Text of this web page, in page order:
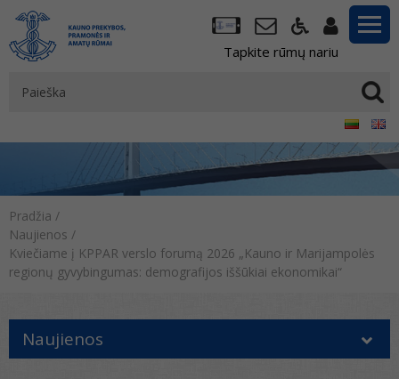
Tapkite rūmų nariu
Pradžia /
Naujienos /
Kviečiame į KPPAR verslo forumą 2026 „Kauno ir Marijampolės
regionų gyvybingumas: demografijos iššūkiai ekonomikai“
Naujienos